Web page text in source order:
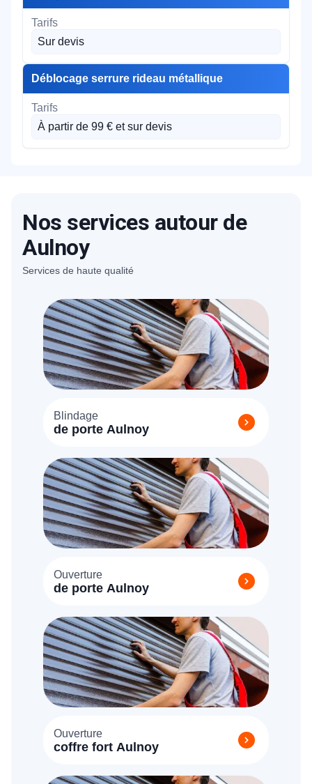
Sur devis
Déblocage serrure rideau métallique
À partir de 99 € et sur devis
Nos services autour de
Aulnoy
Services de haute qualité
Blindage
de porte Aulnoy
Ouverture
de porte Aulnoy
Ouverture
coffre fort Aulnoy